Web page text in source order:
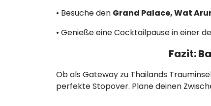
• Besuche den Grand Palace, Wat
• Genieße eine Cocktailpause in einer
Fazit:
Ob als Gateway zu Thailands
perfekte Stopover. Plane deinen